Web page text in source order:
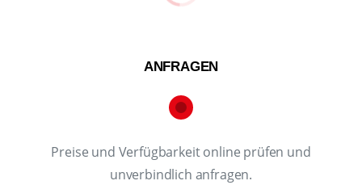
ANFRAGEN
Preise und Verfügbarkeit online prüfen und
unverbindlich anfragen.